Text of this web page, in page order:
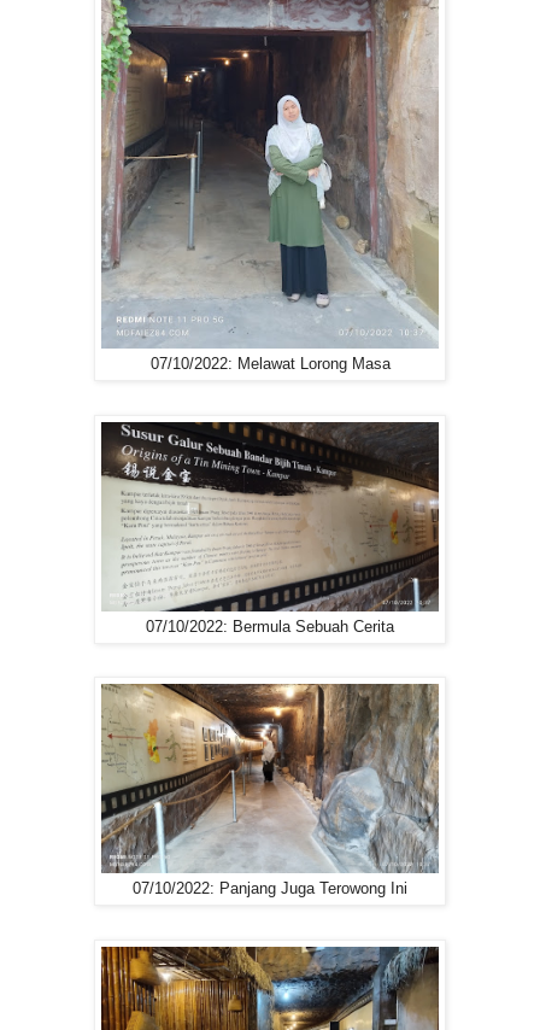
07/10/2022: Melawat Lorong Masa
07/10/2022: Bermula Sebuah Cerita
07/10/2022: Panjang Juga Terowong Ini